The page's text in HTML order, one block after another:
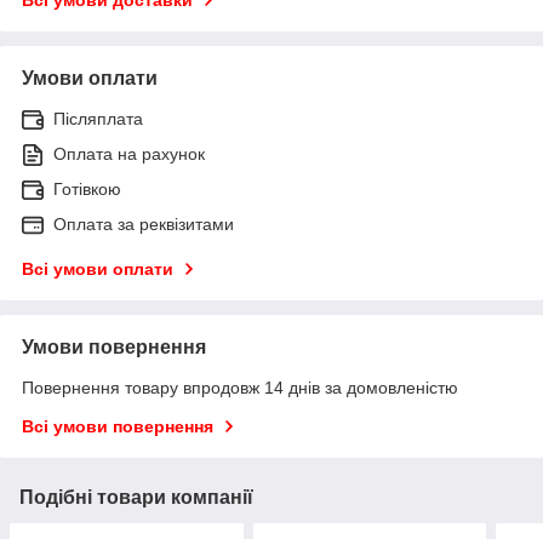
Умови оплати
Післяплата
Оплата на рахунок
Готівкою
Оплата за реквізитами
Всі умови оплати
Умови повернення
Повернення товару впродовж 14 днів за домовленістю
Всі умови повернення
Подібні товари компанії